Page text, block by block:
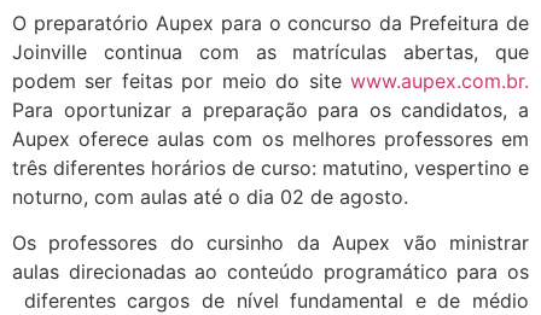
O preparatório Aupex para o concurso da Prefeitura de
Joinville continua com as matrículas abertas, que
podem ser feitas por meio do sitewww.aupex.com.br.
Para oportunizar a preparação para os candidatos, a
Aupex oferece aulas com os melhores professores em
três diferentes horários de curso: matutino, vespertino e
noturno, com aulas até o dia 02 de agosto.
Os professores do cursinho da Aupex vão ministrar
aulas direcionadas ao conteúdo programático para os
diferentes cargos de nível fundamental e de médio